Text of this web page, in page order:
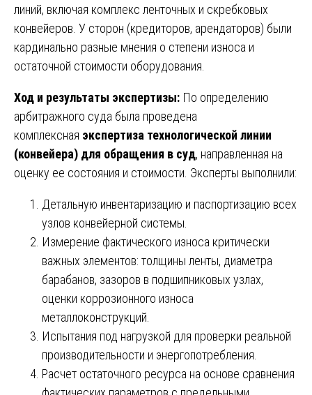
линий, включая комплекс ленточных и скребковых
конвейеров. У сторон (кредиторов, арендаторов) были
кардинально разные мнения о степени износа и
остаточной стоимости оборудования.
Ход и результаты экспертизы: По определению
арбитражного суда была проведена
комплексная экспертиза технологической линии
(конвейера) для обращения в суд, направленная на
оценку ее состояния и стоимости. Эксперты выполнили:
Детальную инвентаризацию и паспортизацию всех
узлов конвейерной системы.
Измерение фактического износа критически
важных элементов: толщины ленты, диаметра
барабанов, зазоров в подшипниковых узлах,
оценки коррозионного износа
металлоконструкций.
Испытания под нагрузкой для проверки реальной
производительности и энергопотребления.
Расчет остаточного ресурса на основе сравнения